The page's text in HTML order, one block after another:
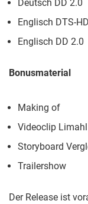
Deutsch DD 2.0
Englisch DTS-
Englisch DD 2.0
Bonusmaterial
Making of
Videoclip Limahl
Storyboard
Trailershow
Der Release ist